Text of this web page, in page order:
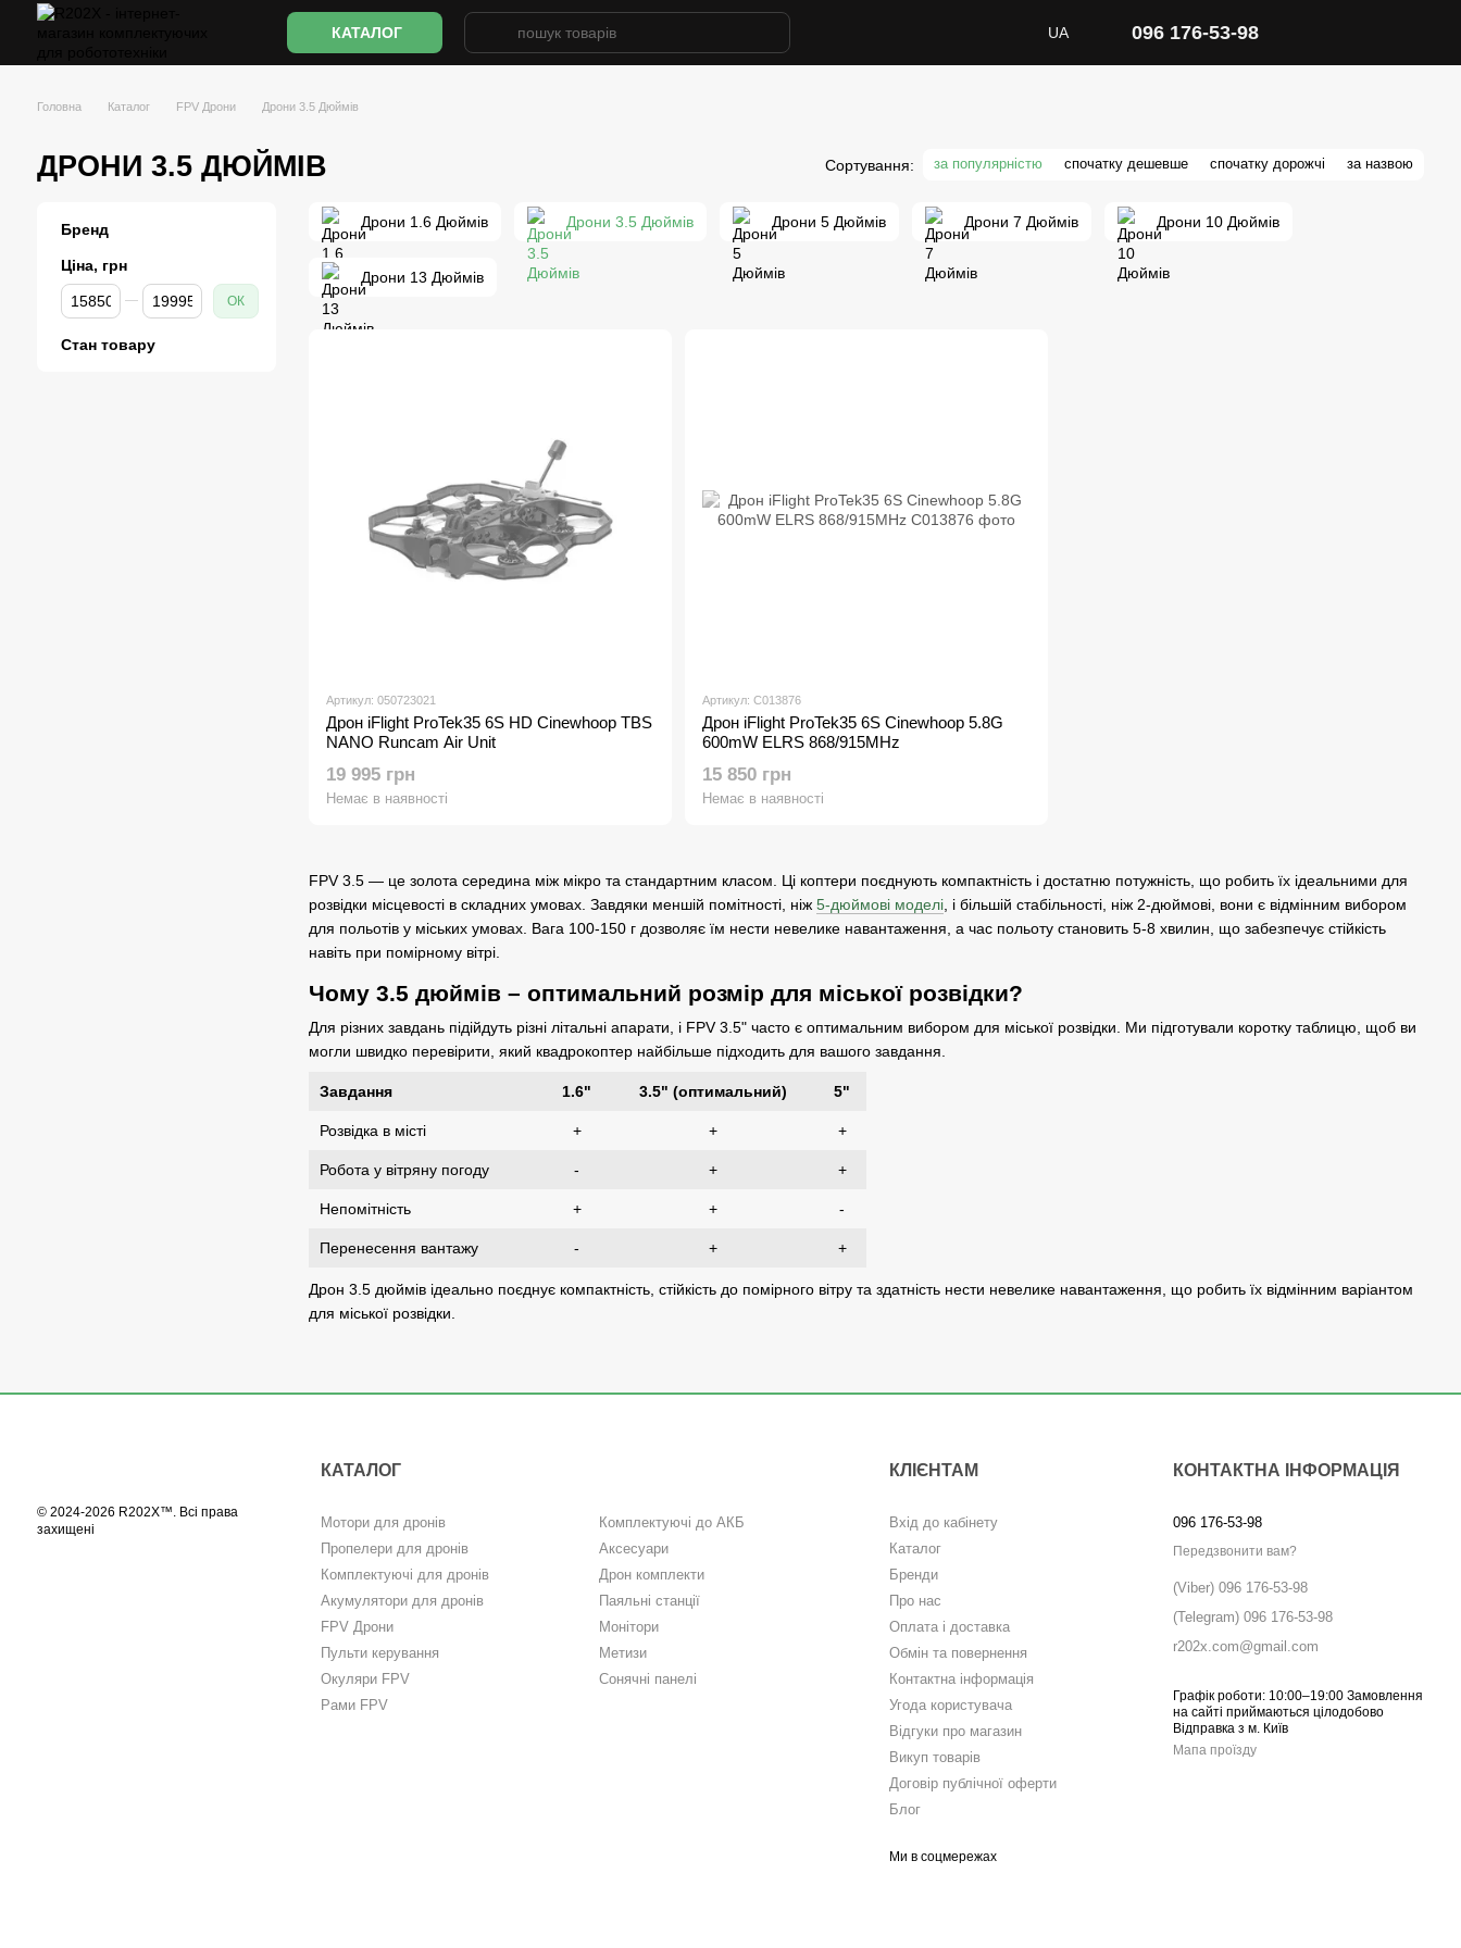
Перейти до основного контенту
КАТАЛОГ
UA 096 176-53-98
Головна Каталог FPV Дрони Дрони 3.5 Дюймів
ДРОНИ 3.5 ДЮЙМІВ Сортування: за популярністю спочатку дешевше спочатку дорожчі за назвою
Дрони 1.6 Дюймів Дрони 3.5 Дюймів Дрони 5 Дюймів Дрони 7 Дюймів Дрони 10 Дюймів
Дрони 13 Дюймів
FPV 3.5 — це золота середина між мікро та стандартним класом. Ці коптери поєднують компактність і достатню потужність, що робить їх ідеальними для
розвідки місцевості в складних умовах. Завдяки меншій помітності, ніж 5-дюймові моделі, і більшій стабільності, ніж 2-дюймові, вони є відмінним вибором
для польотів у міських умовах. Вага 100-150 г дозволяє їм нести невелике навантаження, а час польоту становить 5-8 хвилин, що забезпечує стійкість
навіть при помірному вітрі.
Чому 3.5 дюймів – оптимальний розмір для міської розвідки?
Для різних завдань підійдуть різні літальні апарати, і FPV 3.5" часто є оптимальним вибором для міської розвідки. Ми підготували коротку таблицю, щоб ви
могли швидко перевірити, який квадрокоптер найбільше підходить для вашого завдання.
Завдання 1.6" 3.5" (оптимальний) 5"
Розвідка в місті + + +
Робота у вітряну погоду - + +
Непомітність + + -
Перенесення вантажу - + +
Дрон 3.5 дюймів ідеально поєднує компактність, стійкість до помірного вітру та здатність нести невелике навантаження, що робить їх відмінним варіантом
для міської розвідки.
Артикул: 050723021
Дрон iFlight ProTek35 6S HD Cinewhoop TBS
NANO Runcam Air Unit
19 995 грн
Немає в наявності
Артикул: C013876
Дрон iFlight ProTek35 6S Cinewhoop 5.8G
600mW ELRS 868/915MHz
15 850 грн
Немає в наявності
Бренд
Ціна, грн
Від Ціна, грн
До Ціна, грн ОК
Стан товару
© 2024-2026 R202X™. Всі права
захищені
КАТАЛОГ
Мотори для дронів
Пропелери для дронів
Комплектуючі для дронів
Акумулятори для дронів
FPV Дрони
Пульти керування
Окуляри FPV
Рами FPV
Комплектуючі до АКБ
Аксесуари
Дрон комплекти
Паяльні станції
Монітори
Метизи
Сонячні панелі
КЛІЄНТАМ
Вхід до кабінету
Каталог
Бренди
Про нас
Оплата і доставка
Обмін та повернення
Контактна інформація
Угода користувача
Відгуки про магазин
Викуп товарів
Договір публічної оферти
Блог
Ми в соцмережах
КОНТАКТНА ІНФОРМАЦІЯ
096 176-53-98
Передзвонити вам?
(Viber) 096 176-53-98
(Telegram) 096 176-53-98
r202x.com@gmail.com
Графік роботи: 10:00–19:00 Замовлення
на сайті приймаються цілодобово
Відправка з м. Київ
Мапа проїзду